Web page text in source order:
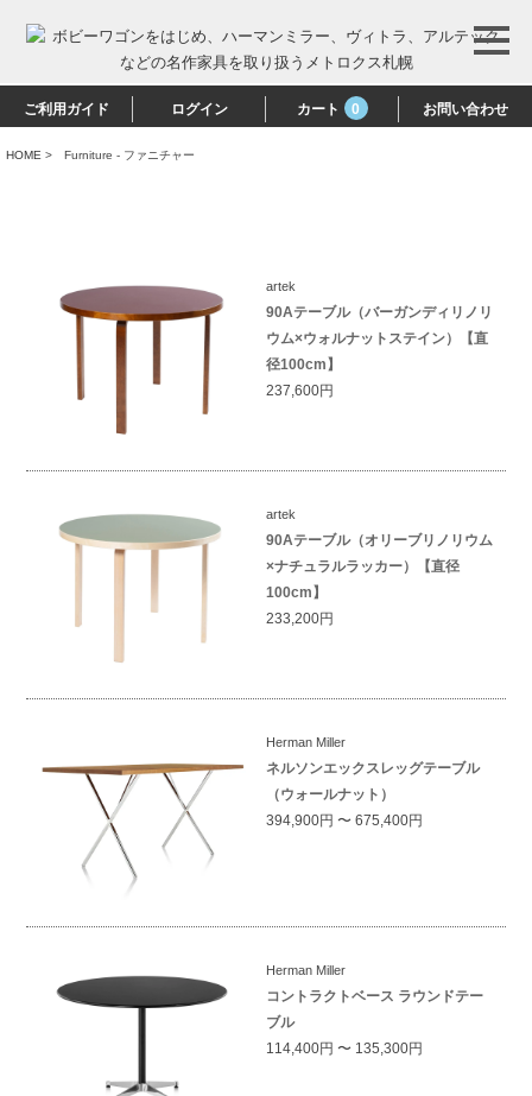
ご利用ガイド ログイン カート 0 お問い合わせ
HOME > Furniture - ファニチャー
artek
90Aテーブル（バーガンディリノリ
ウム×ウォルナットステイン）【直
径100cm】
237,600円
artek
90Aテーブル（オリーブリノリウム
×ナチュラルラッカー）【直径
100cm】
233,200円
Herman Miller
ネルソンエックスレッグテーブル
（ウォールナット）
394,900円 〜 675,400円
Herman Miller
コントラクトベース ラウンドテー
ブル
114,400円 〜 135,300円